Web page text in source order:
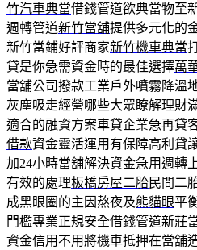
竹汽車典當借錢管道欲典當物至
週轉管道新竹當舖提供多元化的
新竹當鋪好評商家新竹機車典當
貸是你急需資金時的最佳選擇萬
當舖公司撥款工業戶外噴霧降溫
灰塵吸走經營哪些大眾瞭解理財
適合的融資方案車貸企業急再貸
借款資金靈活運用有保障高利貸
加24小時當舖解決資金急用週轉
有效的處理板橋房屋二胎民間二
成黑眼圈的主因熬夜及熊貓眼平
門檻專業正規安全借錢管道新莊
資金信用不用將機車抵押在當舖